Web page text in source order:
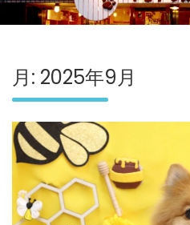
月: 2025年9月